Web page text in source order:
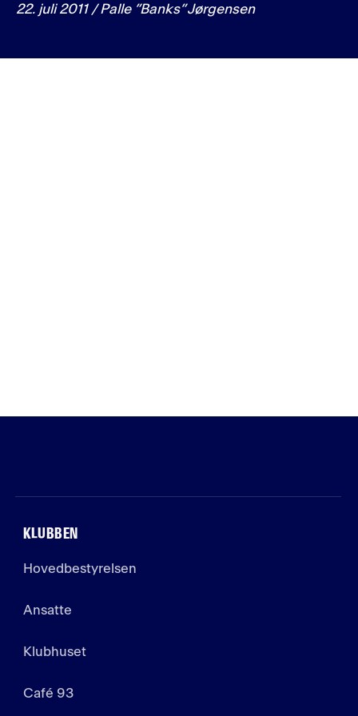
22. juli 2011 / Palle ”Banks” Jørgensen
KLUBBEN
Hovedbestyrelsen
Ansatte
Klubhuset
Café 93